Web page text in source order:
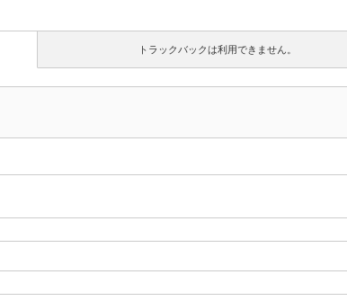
トラックバックは利用できません。